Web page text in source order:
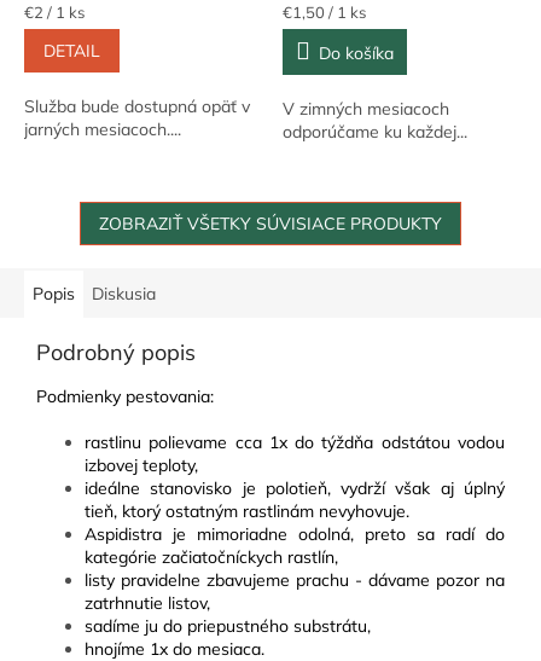
Jednotková
cena:
€2 / 1 ks
DETAIL
Služba bude dostupná opäť v
jarných mesiacoch....
Jednotková
cena:
€1,50 / 1 ks
Do košíka
V zimných mesiacoch
odporúčame ku každej...
ZOBRAZIŤ VŠETKY SÚVISIACE PRODUKTY
Popis Diskusia
Podrobný popis
Podmienky pestovania:
rastlinu polievame cca 1x do týždňa odstátou vodou
izbovej teploty,
ideálne stanovisko je polotieň, vydrží však aj úplný
tieň, ktorý ostatným rastlinám nevyhovuje.
Aspidistra je mimoriadne odolná, preto sa radí do
kategórie začiatočníckych rastlín,
listy pravidelne zbavujeme prachu - dávame pozor na
zatrhnutie listov,
sadíme ju do priepustného substrátu,
hnojíme 1x do mesiaca.